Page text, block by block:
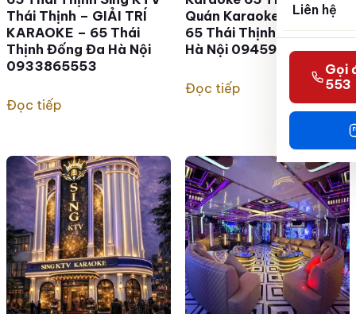
Liên hệ
Gọi
553
Thái Thịnh – GIẢI TRÍ
KARAOKE – 65 Thái
Thịnh Đống Đa Hà Nội
0933865553
Đọc tiếp
Quán Karaoke Sing Ktv –
65 Thái Thịnh, Đống Đa,
Hà Nội 0945907887
Đọc tiếp